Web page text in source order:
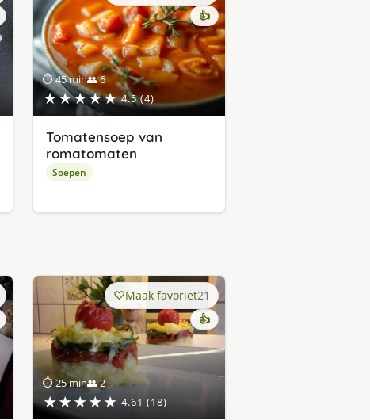
⏱ 45 min👥 6
★★★★★ 4.5 (4)
👍
Tomatensoep van
romatomaten
Soepen
⏱ 25 min👥 2
★★★★★ 4.61 (18)
Maak favoriet21
👍